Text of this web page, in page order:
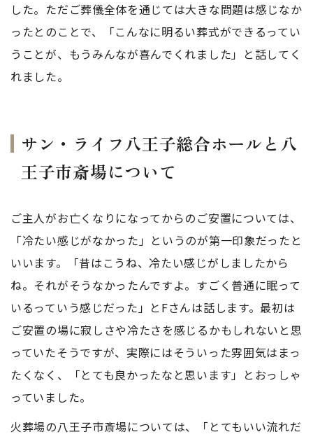
した。ただご葬儀全体を通じては大きな問題は感じなか
ったとのことで、「こんなに明るい葬式ができるってい
うことが、もうみんなが喜んでくれました」と話してく
れました。
サン・ライフ八王子総合ホールと八
王子市斎場について
ご主人がお亡くなりになってからのご安置については、
「冷たい感じがなかった」というのが第一印象だったと
いいます。「昔はこうね、冷たい感じがしましたから
ね。それがそうなかったんですよ。すごく普通に眠って
いるっていう感じだった」とFさんは話します。最初は
ご安置の場に寂しさや冷たさを感じるかもしれないと思
っていたそうですが、実際にはそういった雰囲気はまっ
たくなく、「とても良かったなと思います」とおっしゃ
っていました。
火葬場の八王子市斎場については、「とてもいい流れだ